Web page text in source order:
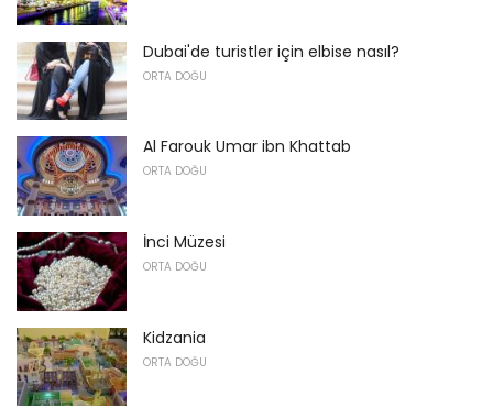
Dubai'de turistler için elbise nasıl?
ORTA DOĞU
Al Farouk Umar ibn Khattab
ORTA DOĞU
İnci Müzesi
ORTA DOĞU
Kidzania
ORTA DOĞU